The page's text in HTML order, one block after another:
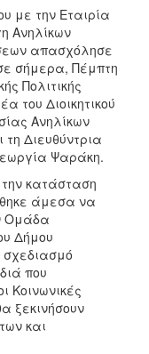
με την Εταιρία
Ανηλίκων
απασχόλησε
σήμερα, Πέμπτη
Πολιτικής
του Διοικητικού
Ανηλίκων
Διευθύντρια
Ψαράκη.
κατάσταση
άμεσα να
Ομάδα
Δήμου
σχεδιασμό
που
Κοινωνικές
ξεκινήσουν
και